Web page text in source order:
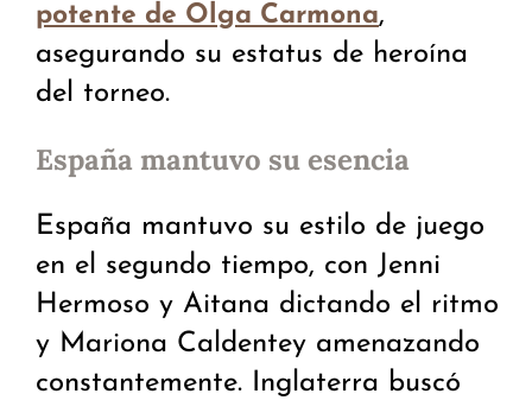
potente de Olga Carmona,
asegurando su estatus de heroína
del torneo.
España mantuvo su esencia
España mantuvo su estilo de juego
en el segundo tiempo, con Jenni
Hermoso y Aitana dictando el ritmo
y Mariona Caldentey amenazando
constantemente. Inglaterra buscó